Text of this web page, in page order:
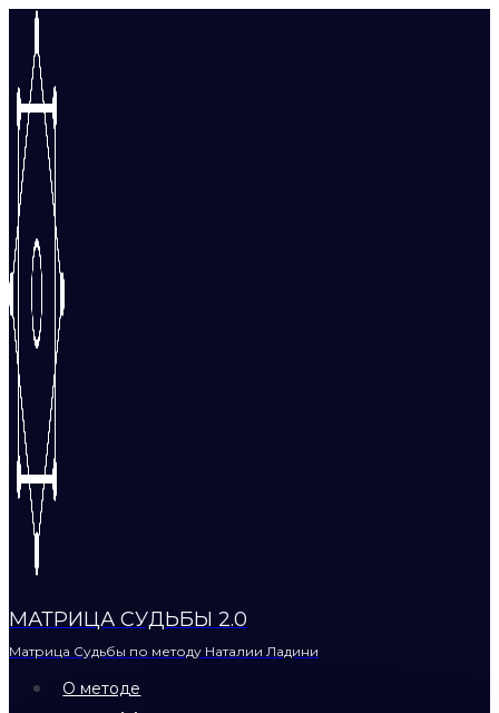
Перейти
содержимому
МАТРИЦА СУДЬБЫ 2.0
Матрица Судьбы по методу Наталии Ладини
О методе